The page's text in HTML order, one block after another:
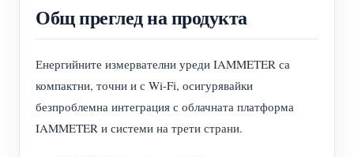
Общ преглед на продукта
Енергийните измервателни уреди IAMMETER са
компактни, точни и с Wi-Fi, осигурявайки
безпроблемна интеграция с облачната платформа
IAMMETER и системи на трети страни.